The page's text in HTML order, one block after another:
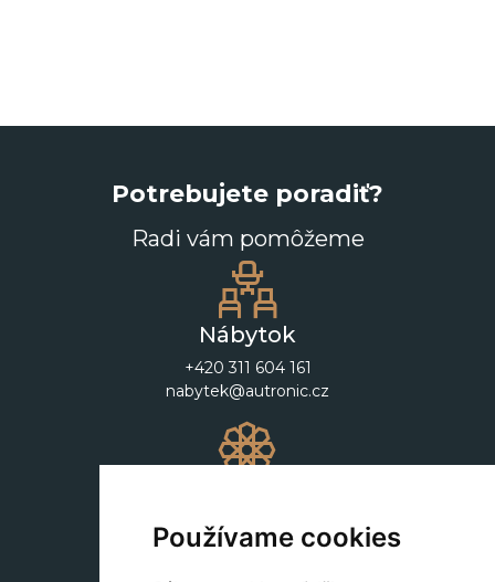
Používame cookies
Potrebujete poradiť?
Radi vám pomôžeme
Nábytok
+420 311 604 161
nabytek@autronic.cz
+420 311 604 182
dekorace@autronic.cz